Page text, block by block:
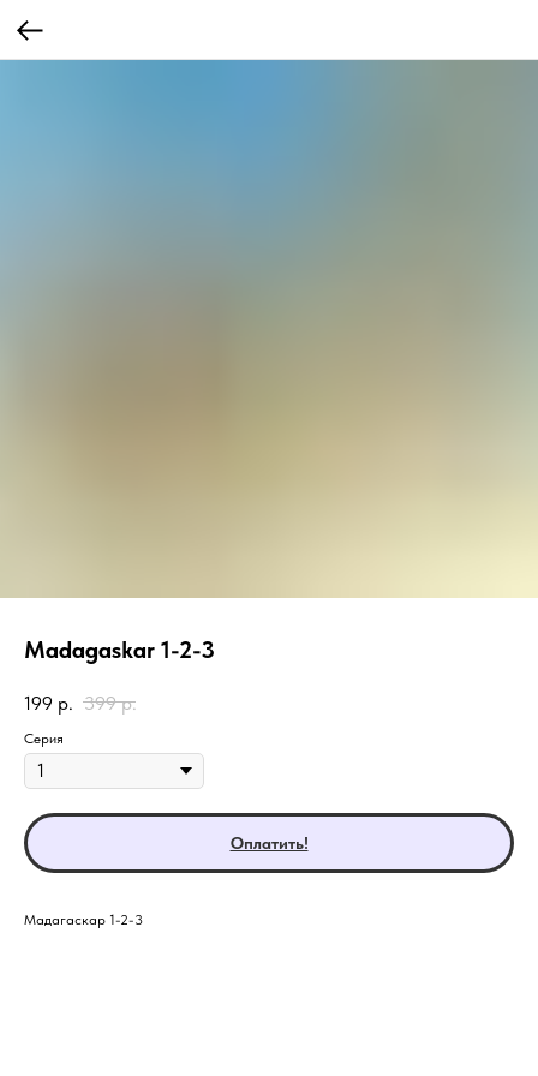
Madagaskar 1-2-3
199 р. 399 р.
Серия
Оплатить!
Мадагаскар 1-2-3